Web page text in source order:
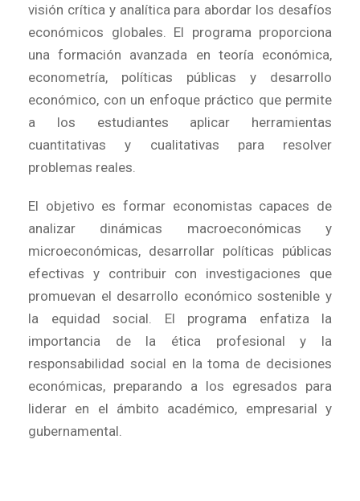
visión crítica y analítica para abordar los desafíos
económicos globales. El programa proporciona
una formación avanzada en teoría económica,
econometría, políticas públicas y desarrollo
económico, con un enfoque práctico que permite
a los estudiantes aplicar herramientas
cuantitativas y cualitativas para resolver
problemas reales.
El objetivo es formar economistas capaces de
analizar dinámicas macroeconómicas y
microeconómicas, desarrollar políticas públicas
efectivas y contribuir con investigaciones que
promuevan el desarrollo económico sostenible y
la equidad social. El programa enfatiza la
importancia de la ética profesional y la
responsabilidad social en la toma de decisiones
económicas, preparando a los egresados para
liderar en el ámbito académico, empresarial y
gubernamental.